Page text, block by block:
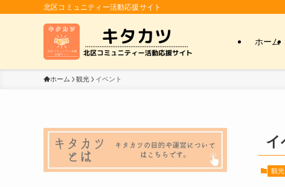
北区コミュニティー活動応援サイト
ホーム
ホーム 観光 イベント
イ
観光